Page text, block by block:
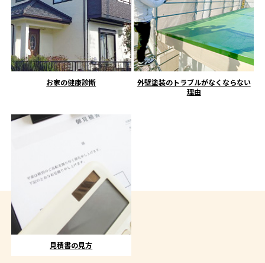
お家の健康診断
外壁塗装のトラブルがなくならない
理由
見積書の見方